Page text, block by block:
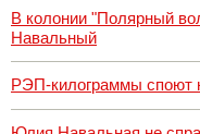
В колонии "Полярный
Навальный
РЭП-килограммы споют